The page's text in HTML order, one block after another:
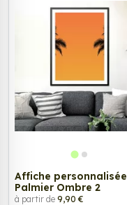
Affiche personnalisée
Palmier Ombre 2
à partir de 9,90 €